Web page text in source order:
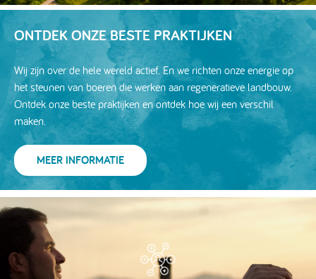
ONTDEK ONZE BESTE PRAKTIJKEN
Wij zijn over de hele wereld actief. En we richten onze energie op
het steunen van boeren die werken aan regeneratieve landbouw.
Ontdek onze beste praktijken en ontdek hoe wij een verschil
maken.
MEER INFORMATIE